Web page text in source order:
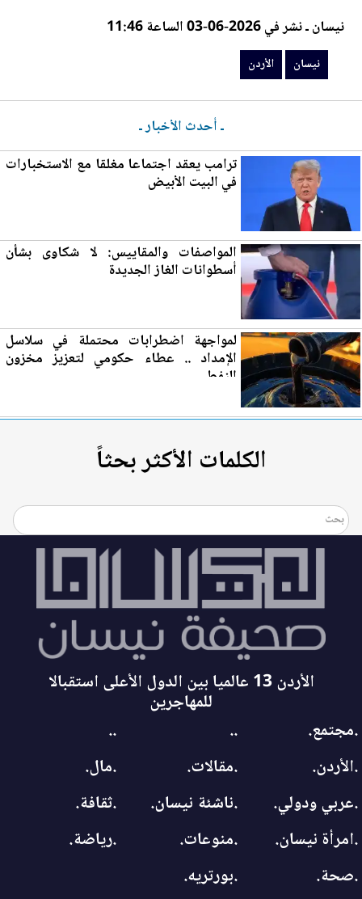
نيسان ـ نشر في 2026-06-03 الساعة 11:46
نيسان الأردن
ـ أحدث الأخبار ـ
ترامب يعقد اجتماعا مغلقا مع الاستخبارات
في البيت الأبيض
المواصفات والمقاييس: لا شكاوى بشأن
أسطوانات الغازالجديدة
لمواجهة اضطرابات محتملة في سلاسل
الإمداد .. عطاء حكومي لتعزيز مخزون
النفط
الكلمات الأكثر بحثاً
الأردن 13 عالميا بين الدول الأعلى استقبالا
للمهاجرين
.مجتمع.
..
..
.الأردن.
.مقالات.
.مال.
.عربي ودولي.
.ناشئة نيسان.
.ثقافة.
.امرأة نيسان.
.منوعات.
.رياضة.
.صحة.
.بورتريه.